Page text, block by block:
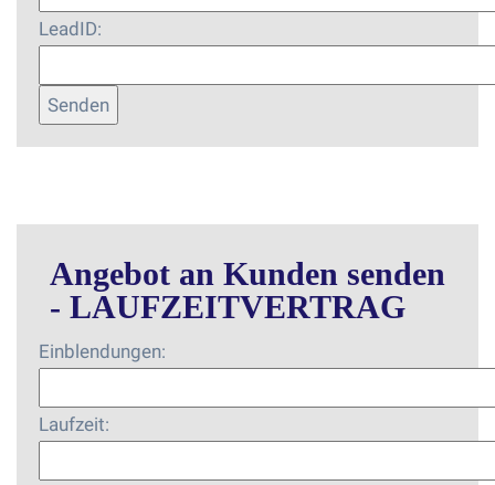
LeadID:
Angebot an Kunden senden
- LAUFZEITVERTRAG
Einblendungen:
Laufzeit: